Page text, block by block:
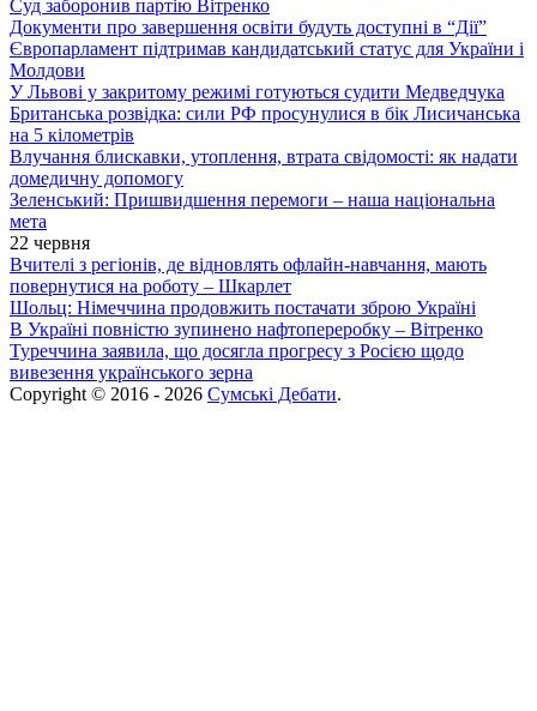
Суд заборонив партію Вітренко
Документи про завершення освіти будуть доступні в “Дії”
Європарламент підтримав кандидатський статус для України і
Молдови
У Львові у закритому режимі готуються судити Медведчука
Британська розвідка: сили РФ просунулися в бік Лисичанська
на 5 кілометрів
Влучання блискавки, утоплення, втрата свідомості: як надати
домедичну допомогу
Зеленський: Пришвидшення перемоги – наша національна
мета
22 червня
Вчителі з регіонів, де відновлять офлайн-навчання, мають
повернутися на роботу – Шкарлет
Шольц: Німеччина продовжить постачати зброю Україні
В Україні повністю зупинено нафтопереробку – Вітренко
Туреччина заявила, що досягла прогресу з Росією щодо
вивезення українського зерна
Copyright © 2016 - 2026 Сумські Дебати.